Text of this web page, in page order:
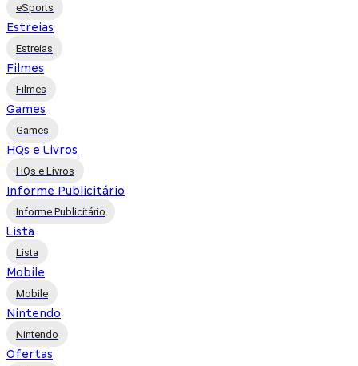
eSports
Estreias
Estreias
Filmes
Filmes
Games
Games
HQs e Livros
HQs e Livros
Informe Publicitário
Informe Publicitário
Lista
Lista
Mobile
Mobile
Nintendo
Nintendo
Ofertas